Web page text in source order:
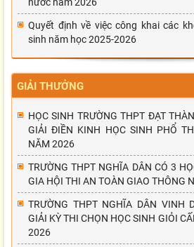
Quyết định về việc công khai các
sinh năm học 2025-2026
GIẢI THƯỞNG
HỌC SINH TRƯỜNG THPT ĐẠT
GIẢI ĐIỀN KINH HỌC SINH PHỔ
NĂM 2026
TRƯỜNG THPT NGHĨA DÂN CÓ 3
GIA HỘI THI AN TOÀN GIAO THÔNG
TRƯỜNG THPT NGHĨA DÂN VINH
GIẢI KỲ THI CHỌN HỌC SINH GIỎI
2026